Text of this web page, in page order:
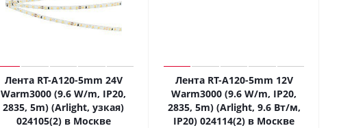
Лента RT-A120-5mm 24V
Warm3000 (9.6 W/m, IP20,
2835, 5m) (Arlight, узкая)
024105(2) в Москве
Лента RT-A120-5mm 12V
Warm3000 (9.6 W/m, IP20,
2835, 5m) (Arlight, 9.6 Вт/м,
IP20) 024114(2) в Москве